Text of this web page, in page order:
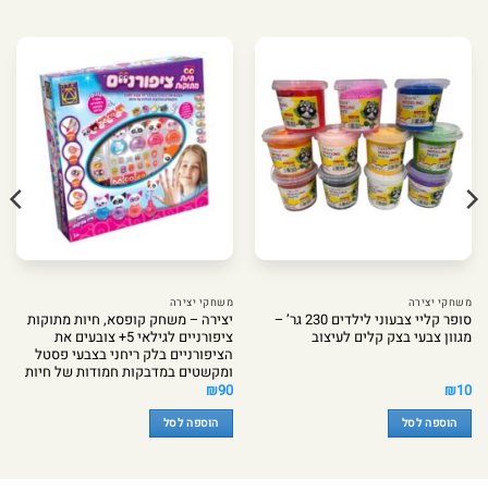
משחקי יצירה
סופר קליי צבעוני לילדים 230 גר’ –
מגוון צבעי בצק קלים לעיצוב
₪10
הוספה לסל
משחקי יצירה
יצירה – משחק קופסא, חיות מתוקות
ציפורניים לגילאי 5+ צובעים את
הציפורניים בלק ריחני בצבעי פסטל
ומקשטים במדבקות חמודות של חיות
₪90
הוספה לסל